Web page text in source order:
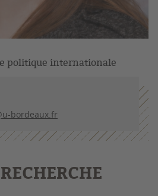
politique internationale
bordeaux.fr